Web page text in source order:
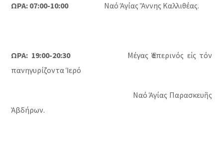
ΩΡΑ: 07:00-10:00 Ναό Ἁγίας Ἄννης Καλλιθέας.
ΩΡΑ: 19:00-20:30 Μέγας Ἑσπερινός εἰς τόν
πανηγυρίζοντα Ἱερό
Ναό Ἁγίας Παρασκευῆς
Ἀβδήρων.